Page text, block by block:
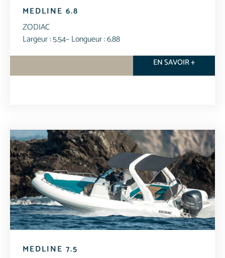
MEDLINE 6.8
ZODIAC
Largeur : 5.54– Longueur : 6.88
EN SAVOIR +
MEDLINE 7.5